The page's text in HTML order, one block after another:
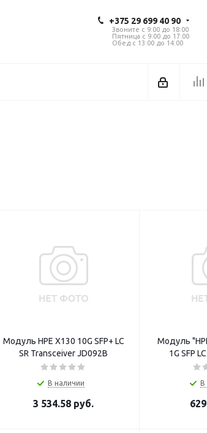
+375 29 699 40 90
Звоните с 9:00 до 18:00
Пятница с 9:00 до 17:00
Обед с 13:00 до 14:00
Модуль HPE X130 10G SFP+ LC
SR Transceiver JD092B
В наличии
3 534.58 руб.
Модуль
1G SFP
В